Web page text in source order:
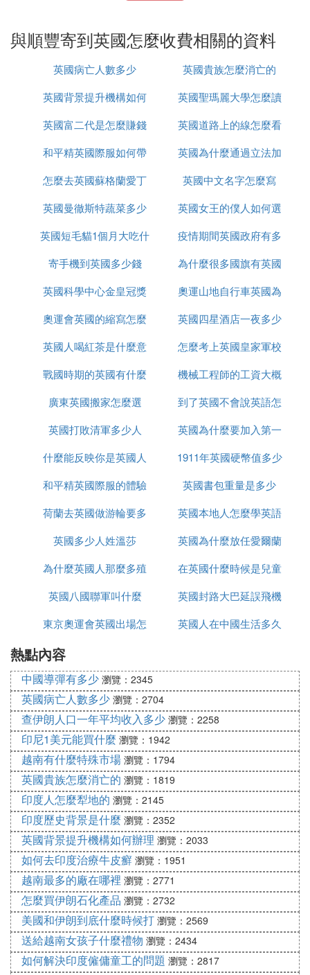
明顯。
樂運達國際快遞的海運英國包裹渠道為何更優？首
先，成本上，樂運達提供0.5公斤運費低至23元（滿
經常需要郵寄大量包裹到英國的用戶，長期累積下來
能節省大量運費。
樂運達國際快遞的海運服務不僅限於衣物行李，還能
活必需品，滿足在英國生活的朋友們對於家鄉味道和
日常用品的需求。尤其在異國他鄉，能收到家人關懷
選擇海運方式雖有運輸時間相對較長的局限性，一般
開船後可能需要1個半到2個月的時間才能到達目的
地。但如果你郵寄的物品不急於使用，或者能夠提前
包裹安全性和售後服務。樂運達在這方面表現出色，
提供實時包裹追蹤服務，讓客戶隨時了解物品運輸狀
態，一旦發生問題也能及時響應並處理，減少了因物
流問題帶來的擔憂。如果你正在尋找性價比高、服務
英國包裹渠道絕對值得考慮。
需求，讓你即使身處海外也能感受到家的溫暖。在選
擇國際快遞服務時，不妨多方比較，找到最適合自己
的那一家。希望本文的分析能夠幫助更多有相同需求
的朋友們，讓跨國生活更加便捷和舒心。
❹ 順豐快遞寄往英國的運費怎麼算
順豐快遞寄往英國的費用計算通常分為初次和再次收
費兩種，初次收費標準是每公斤160元，再次則是每
公斤50元。盡管如此，許多人仍認為這費用略顯高
昂。如果打算寄送一系列食品、茶葉或中TNT等商
品，可以考慮使用其他快遞服務，比如TNT，它在處
理100公斤以上的大件貨物時，價格可能會比UPS更
具競爭力。
然而，TNT的主要優勢在於其對於大件貨物的處理能
力，時效通常在一周左右，這對於一些急需到達的貨
物來說可能不是最佳選擇。此外，如果貨物不是液
體、粉末或純電池，這四大快遞公司都能正常處理。
但如果是液體或粉末形式的物品，則需要特別注意，
因為這些物品可能需要額外的包裝和處理。
在選擇快遞服務時，還需要考慮其他因素，比如包裹
的大小和重量、運輸速度以及是否需要保險。不同快
遞公司可能有不同的規定和限制，因此建議在寄送之
前，詳細閱讀相關的服務條款和運輸規定。
與順豐寄到英國怎麼收費相關的資料
英國病亡人數多少
英國貴族怎麼消亡的
英國背景提升機構如何
辦理
英國聖瑪麗大學怎麼讀
英國富二代是怎麼賺錢
的
英國道路上的線怎麼看
和平精英國際服如何帶
槍進出生島
英國為什麼通過立法加
強社會保障
怎麼去英國蘇格蘭愛丁
堡
英國中文名字怎麼寫
英國曼徹斯特蔬菜多少
錢
英國女王的僕人如何選
的
英國短毛貓1個月大吃什
麼
疫情期間英國政府有多
少錢
寄手機到英國多少錢
為什麼很多國旗有英國
英國科學中心金皇冠獎
是什麼
奧運山地自行車英國為
什麼很厲害
奧運會英國的縮寫怎麼
改了
英國四星酒店一夜多少
錢
英國人喝紅茶是什麼意
思
怎麼考上英國皇家軍校
戰國時期的英國有什麼
事件
機械工程師的工資大概
多少英國
廣東英國搬家怎麼選
到了英國不會說英語怎
麼辦
英國打敗清軍多少人
英國為什麼要加入第一
次世界大戰
什麼能反映你是英國人
1911年英國硬幣值多少
錢
和平精英國際服的體驗
服如何上去
英國書包重量是多少
荷蘭去英國做游輪要多
久
英國本地人怎麼學英語
英國多少人姓溫莎
英國為什麼放任愛爾蘭
獨立
為什麼英國人那麼多殖
民地
在英國什麼時候是兒童
節
英國八國聯軍叫什麼
英國封路大巴延誤飛機
延誤怎麼辦
東京奧運會英國出場怎
英國人在中國生活多久
熱點內容
中國導彈有多少 瀏覽：2345
英國病亡人數多少 瀏覽：2704
查伊朗人口一年平均收入多少 瀏覽：2258
印尼1美元能買什麼 瀏覽：1942
越南有什麼特殊市場 瀏覽：1794
英國貴族怎麼消亡的 瀏覽：1819
印度人怎麼犁地的 瀏覽：2145
印度歷史背景是什麼 瀏覽：2352
英國背景提升機構如何辦理 瀏覽：2033
如何去印度治療牛皮癬 瀏覽：1951
越南最多的廠在哪裡 瀏覽：2771
怎麼買伊朗石化產品 瀏覽：2732
美國和伊朗到底什麼時候打 瀏覽：2569
送給越南女孩子什麼禮物 瀏覽：2434
如何解決印度僱傭童工的問題 瀏覽：2817